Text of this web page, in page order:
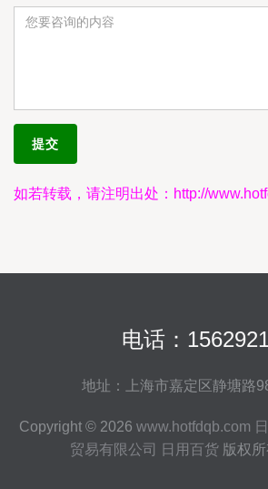
如若转载，请注明出处：http://
电话：
地址：上海市嘉定区静塘路
Copyright © 2026 www.hotfdqb.com
贸易有限公司
日用百货版权所